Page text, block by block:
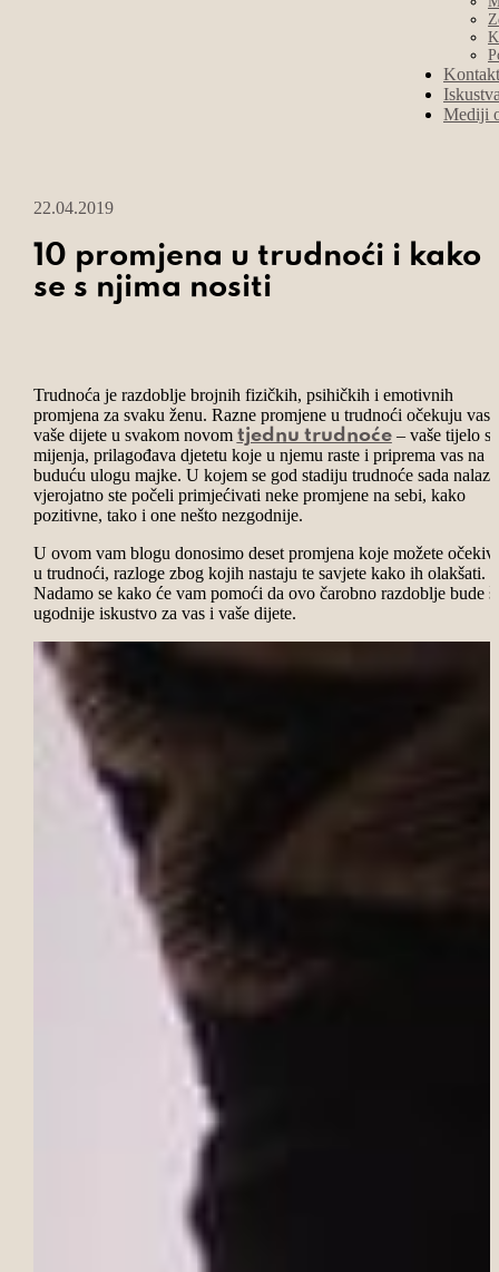
Kontakt
Mediji
22.04.2019
10 promjena u trudnoći i kako
se s njima nositi
Trudnoća je razdoblje brojnih fizičkih, psihičkih i emotivnih
promjena za svaku ženu. Razne promjene u trudnoći očekuju vas i
vaše dijete u svakom novom tjednu trudnoće– vaše tijelo se
mijenja, prilagođava djetetu koje u njemu raste i priprema vas na
buduću ulogu majke. U kojem se god stadiju trudnoće sada
vjerojatno ste počeli primjećivati neke promjene na sebi, kako
pozitivne, tako i one nešto nezgodnije.
U ovom vam blogu donosimo deset promjena koje možete
u trudnoći, razloge zbog kojih nastaju te savjete kako ih olakšati.
Nadamo se kako će vam pomoći da ovo čarobno razdoblje bude
ugodnije iskustvo za vas i vaše dijete.